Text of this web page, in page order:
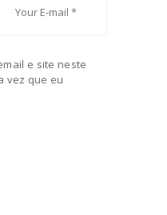
e site neste
vez que eu